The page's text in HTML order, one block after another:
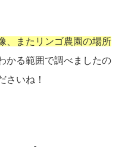
、またリンゴ農園の場所
かる範囲で調べましたの
さいね！